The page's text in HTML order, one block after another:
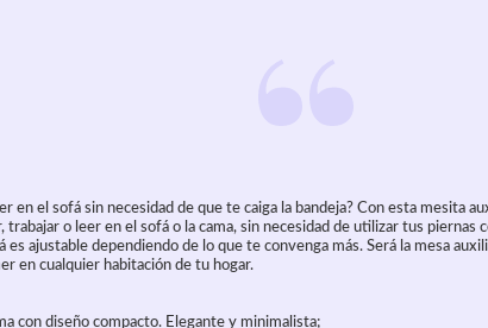
en el sofá sin necesidad de que te caiga la bandeja? Con esta mesita
trabajar o leer en el sofá o la cama, sin necesidad de utilizar tus piernas
es ajustable dependiendo de lo que te convenga más. Será la mesa
en cualquier habitación de tu hogar.
con diseño compacto. Elegante y minimalista;